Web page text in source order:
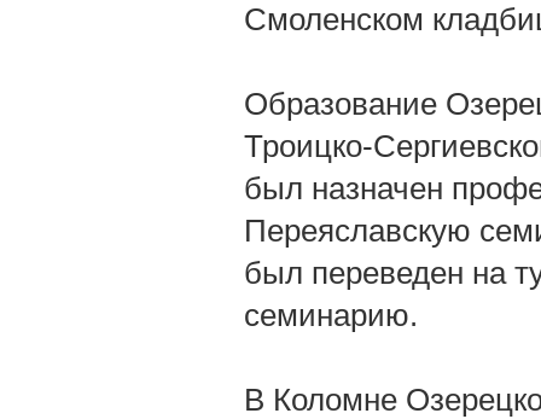
Смоленском
Образование
Троицко-
был назначен
Переяславскую
был переведен на
семинарию.
В Коломне